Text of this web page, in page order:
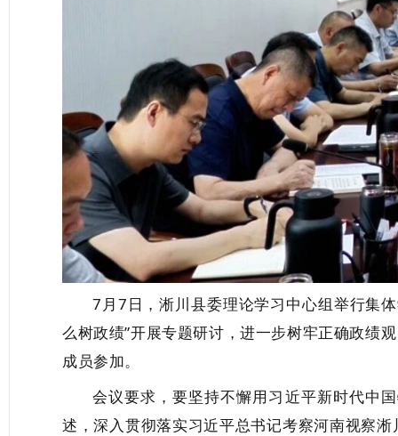
7月7日，淅川县委理论学习中心组举行集
么树政绩”开展专题研讨，进一步树牢正确政绩
成员参加。
会议要求，要坚持不懈用习近平新时代中
述，深入贯彻落实习近平总书记考察河南视察